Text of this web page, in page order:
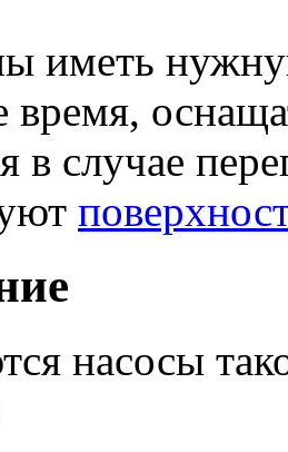
иметь
время,
в случае
насосы